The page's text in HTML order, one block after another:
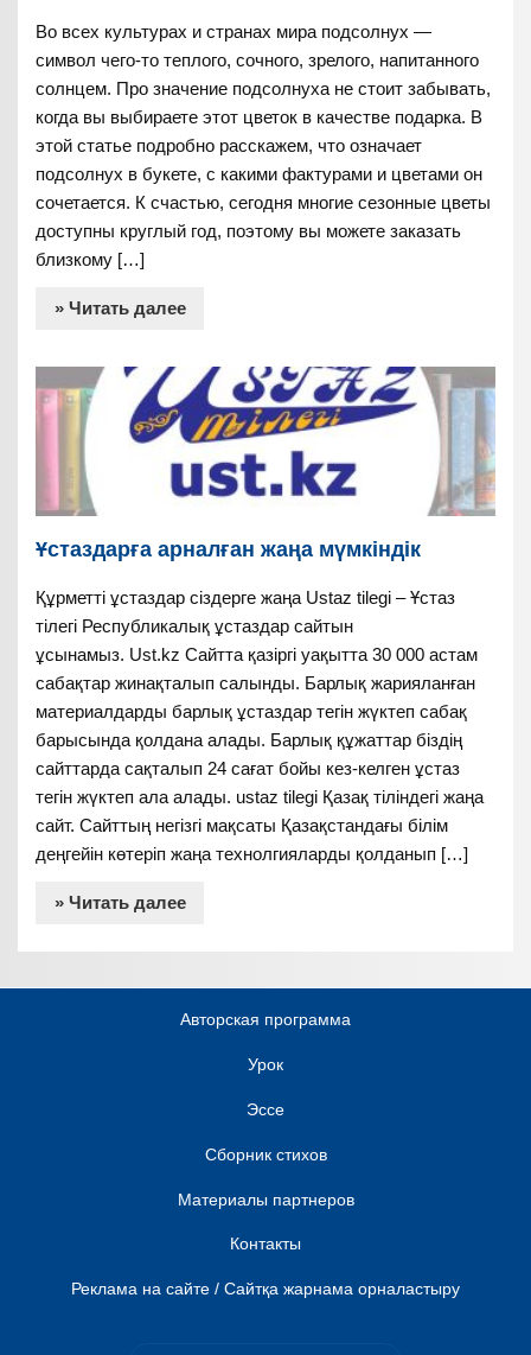
Во всех культурах и странах мира подсолнух —
символ чего-то теплого, сочного, зрелого, напитанного
солнцем. Про значение подсолнуха не стоит забывать,
когда вы выбираете этот цветок в качестве подарка. В
этой статье подробно расскажем, что означает
подсолнух в букете, с какими фактурами и цветами он
сочетается. К счастью, сегодня многие сезонные цветы
доступны круглый год, поэтому вы можете заказать
близкому […]
» Читать далее
Ұстаздарға арналған жаңа мүмкіндік
Құрметті ұстаздар сіздерге жаңа Ustaz tilegi – Ұстаз
тілегі Республикалық ұстаздар сайтын
ұсынамыз. Ust.kz Сайтта қазіргі уақытта 30 000 астам
сабақтар жинақталып салынды. Барлық жарияланған
материалдарды барлық ұстаздар тегін жүктеп сабақ
барысында қолдана алады. Барлық құжаттар біздің
сайттарда сақталып 24 сағат бойы кез-келген ұстаз
тегін жүктеп ала алады. ustaz tilegi Қазақ тіліндегі жаңа
сайт. Сайттың негізгі мақсаты Қазақстандағы білім
деңгейін көтеріп жаңа технолгияларды қолданып […]
» Читать далее
Авторская программа
Урок
Эссе
Сборник стихов
Материалы партнеров
Контакты
Реклама на сайте / Сайтқа жарнама орналастыру